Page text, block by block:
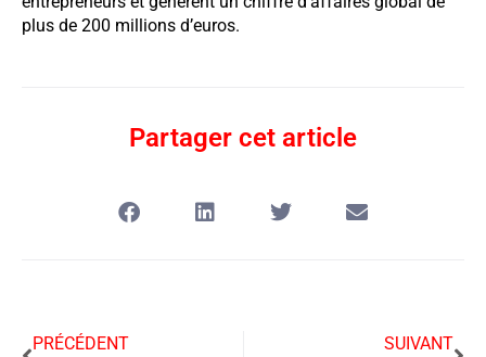
plus de 200 millions d’euros.
Partager cet article
PRÉCÉDENT
SUIVANT